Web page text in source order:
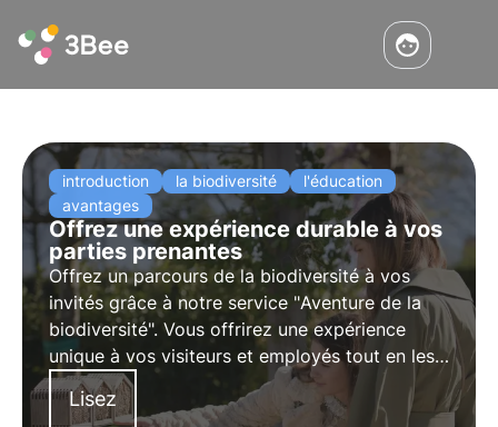
introduction la biodiversité
l'éducation
avantages
Offrez une expérience durable à vos
parties prenantes
Offrez un parcours de la biodiversité à vos
invités grâce à notre service "Aventure de la
biodiversité". Vous offrirez une expérience
unique à vos visiteurs et employés tout en les
sensibilisant à l'importance des pollinisateurs.
Lisez